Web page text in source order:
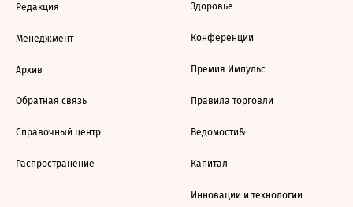
Редакция
Менеджмент
Архив
Обратная связь
Справочный центр
Распространение
Здоровье
Конференции
Премия Импульс
Правила торговли
Ведомости&
Капитал
Инновации и технологии